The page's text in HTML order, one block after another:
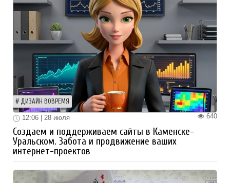
ДИЗАЙН ВОВРЕМЯ
640
12:06 | 28 июля
Создаем и поддерживаем сайты в Каменске-
Уральском. Забота и продвижение ваших
интернет-проектов